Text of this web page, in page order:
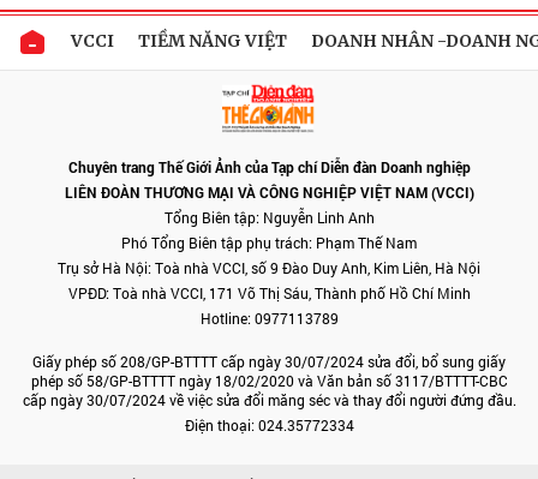
VCCI TIỀM NĂNG VIỆT DOANH NHÂN -DOANH
Chuyên trang Thế Giới Ảnh của Tạp chí Diễn đàn Doanh nghiệp
LIÊN ĐOÀN THƯƠNG MẠI VÀ CÔNG NGHIỆP VIỆT NAM (VCCI)
Tổng Biên tập: Nguyễn Linh Anh
Phó Tổng Biên tập phụ trách: Phạm Thế Nam
Trụ sở Hà Nội: Toà nhà VCCI, số 9 Đào Duy Anh, Kim Liên, Hà Nội
VPĐD: Toà nhà VCCI, 171 Võ Thị Sáu, Thành phố Hồ Chí Minh
Hotline: 0977113789
Giấy phép số 208/GP-BTTTT cấp ngày 30/07/2024 sửa đổi, bổ sung giấy
phép số 58/GP-BTTTT ngày 18/02/2020 và Văn bản số 3117/BTTTT-CBC
cấp ngày 30/07/2024 về việc sửa đổi măng séc và thay đổi người đứng đầu.
Điện thoại: 024.35772334